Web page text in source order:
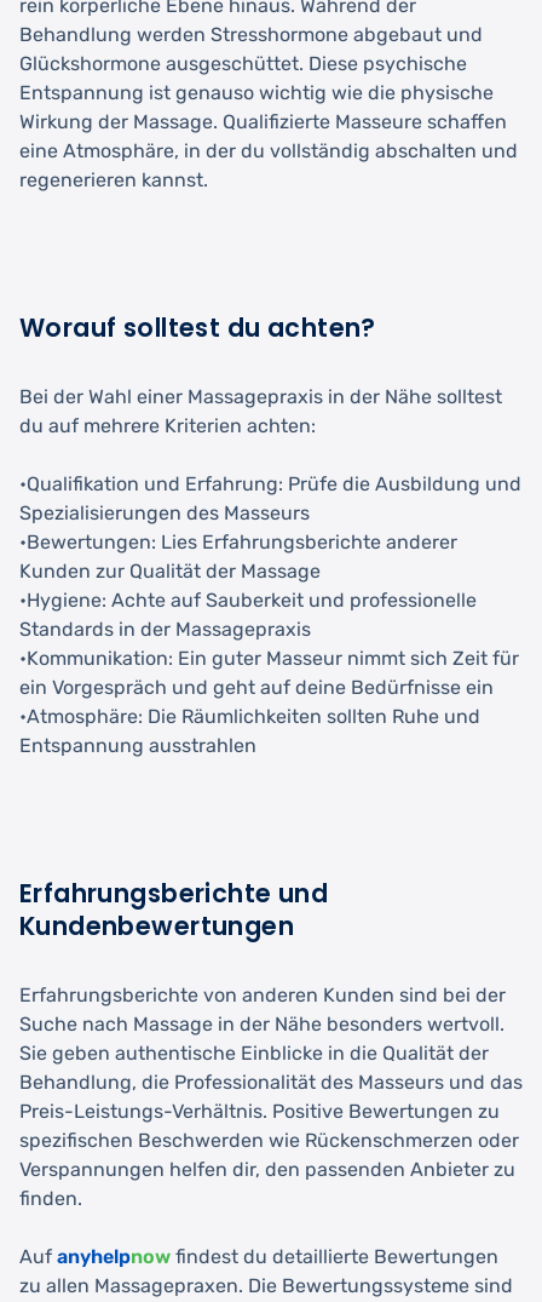
rein körperliche Ebene hinaus. Während der
Behandlung werden Stresshormone abgebaut und
Glückshormone ausgeschüttet. Diese psychische
Entspannung ist genauso wichtig wie die physische
Wirkung der Massage. Qualifizierte Masseure schaffen
eine Atmosphäre, in der du vollständig abschalten und
regenerieren kannst.
Worauf solltest du achten?
Bei der Wahl einer Massagepraxis in der Nähe solltest
du auf mehrere Kriterien achten:
•Qualifikation und Erfahrung: Prüfe die Ausbildung und
Spezialisierungen des Masseurs
•Bewertungen: Lies Erfahrungsberichte anderer
Kunden zur Qualität der Massage
•Hygiene: Achte auf Sauberkeit und professionelle
Standards in der Massagepraxis
•Kommunikation: Ein guter Masseur nimmt sich Zeit für
ein Vorgespräch und geht auf deine Bedürfnisse ein
•Atmosphäre: Die Räumlichkeiten sollten Ruhe und
Entspannung ausstrahlen
Erfahrungsberichte und
Kundenbewertungen
Erfahrungsberichte von anderen Kunden sind bei der
Suche nach Massage in der Nähe besonders wertvoll.
Sie geben authentische Einblicke in die Qualität der
Behandlung, die Professionalität des Masseurs und das
Preis-Leistungs-Verhältnis. Positive Bewertungen zu
spezifischen Beschwerden wie Rückenschmerzen oder
Verspannungen helfen dir, den passenden Anbieter zu
finden.
Auf anyhelpnow findest du detaillierte Bewertungen
zu allen Massagepraxen. Die Bewertungssysteme sind